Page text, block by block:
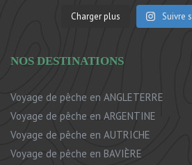
Charger plus Suivre
NOS DESTINATIONS
Voyage de pêche en ANGLETERRE
Voyage de pêche en ARGENTINE
Voyage de pêche en AUTRICHE
Voyage de pêche en BAVIÈRE